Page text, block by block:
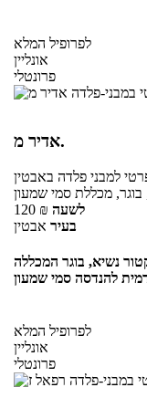
לפרופיל המלא
אונליין
פרונטלי
אדיר מ.
למבני פלדה באבטין
בוגר, מכללת סמי שמעון
120 ₪ לשעה
בעיר אבטין
רקטור נשיא, בוגר המכללה
לפרופיל המלא
אונליין
פרונטלי